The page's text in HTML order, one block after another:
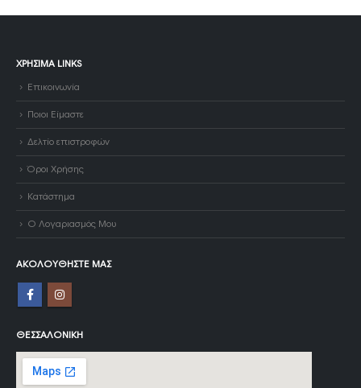
ΧΡΉΣΙΜΑ LINKS
Επικοινωνία
Ποιοι Είμαστε
Δελτίο επιστροφών
Όροι Χρήσης
Κατάστημα
Ο Λογαριασμός Μου
ΑΚΟΛΟΥΘΉΣΤΕ ΜΑΣ
ΘΕΣΣΑΛΟΝΊΚΗ